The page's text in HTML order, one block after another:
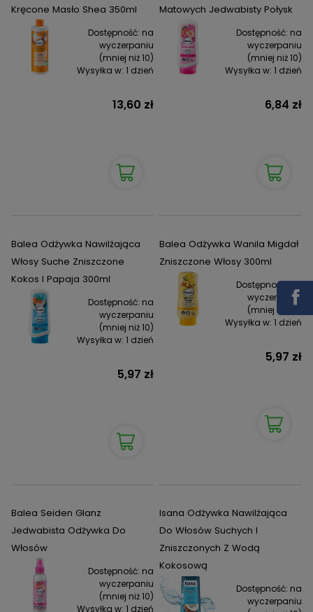
Kręcone Masło Shea 350ml
Dostępność: na
wyczerpaniu
(mniej niż 10)
Wysyłka w: 1 dzień
13,60 zł
Matowych Jedwabisty Połysk
Dostępność: na
wyczerpaniu
(mniej niż 10)
Wysyłka w: 1 dzień
6,84 zł
Balea Odżywka Nawilżająca
Włosy Suche Zniszczone
Kokos I Papaja 300ml
Dostępność: na
wyczerpaniu
(mniej niż 10)
Wysyłka w: 1 dzień
5,97 zł
Balea Odżywka Wanila Migdał
Zniszczone Włosy 300ml
Dostępność:na
wyczerpaniu
(mniej niż 10)
Wysyłka w: 1 dzień
5,97 zł
Balea Seiden Glanz
Jedwabista Odżywka Do
Włosów
Dostępność: na
wyczerpaniu
(mniej niż 10)
Wysyłka w: 1 dzień
Isana Odżywka Nawilżająca
Do Włosów Suchych I
Zniszczonych Z Wodą
Kokosową
Dostępność: na
wyczerpaniu